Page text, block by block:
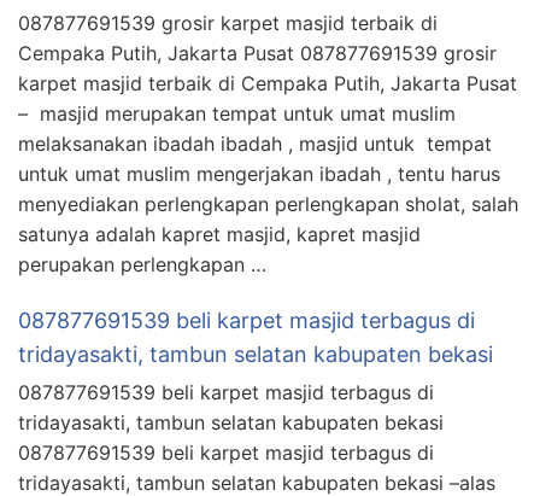
087877691539 grosir karpet masjid terbaik di
Cempaka Putih, Jakarta Pusat 087877691539 grosir
karpet masjid terbaik di Cempaka Putih, Jakarta Pusat
– masjid merupakan tempat untuk umat muslim
melaksanakan ibadah ibadah , masjid untuk tempat
untuk umat muslim mengerjakan ibadah , tentu harus
menyediakan perlengkapan perlengkapan sholat, salah
satunya adalah kapret masjid, kapret masjid
perupakan perlengkapan …
087877691539 beli karpet masjid terbagus di
tridayasakti, tambun selatan kabupaten bekasi
087877691539 beli karpet masjid terbagus di
tridayasakti, tambun selatan kabupaten bekasi
087877691539 beli karpet masjid terbagus di
tridayasakti, tambun selatan kabupaten bekasi –alas